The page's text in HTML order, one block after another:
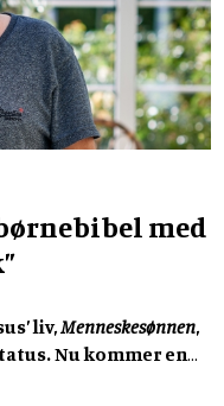
med
liv,Menneskesønnen,
Nu kommer en